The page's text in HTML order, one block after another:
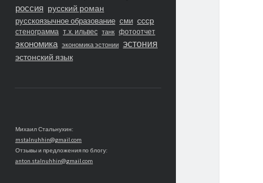
россия русский роман
русскоязычное образование сми ссср
стенограмма т.х. ильвес танк фотоотчет
экономика экономика эстонии эстония
эстонский язык
Михаил Стальнухин:
mstalnuhhin@gmail.com
Отзывы и предложения по блогу:
anton.stalnuhhin@gmail.com